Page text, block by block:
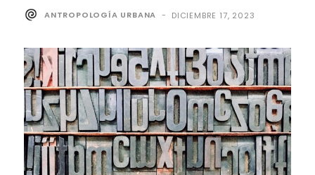
ANTROPOLOGÍA URBANA - DICIEMBRE 17, 2023